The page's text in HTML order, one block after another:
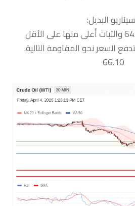
البديل:
كسر المقاومة 64.30 والثبات أعلى منها على الأقل
ستدفع السعر نحو المقاومة التالية.
66.10